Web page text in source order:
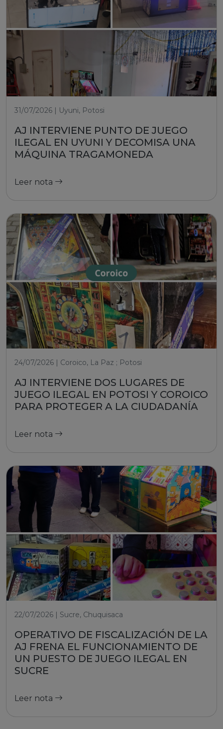
31/07/2026 | Uyuni, Potosi
AJ INTERVIENE PUNTO DE JUEGO
ILEGAL EN UYUNI Y DECOMISA UNA
MÁQUINA TRAGAMONEDA
Leer nota
24/07/2026 | Coroico, La Paz ; Potosi
AJ INTERVIENE DOS LUGARES DE
JUEGO ILEGAL EN POTOSI Y COROICO
PARA PROTEGER A LA CIUDADANÍA
Leer nota
22/07/2026 | Sucre, Chuquisaca
OPERATIVO DE FISCALIZACIÓN DE LA
AJ FRENA EL FUNCIONAMIENTO DE
UN PUESTO DE JUEGO ILEGAL EN
SUCRE
Leer nota